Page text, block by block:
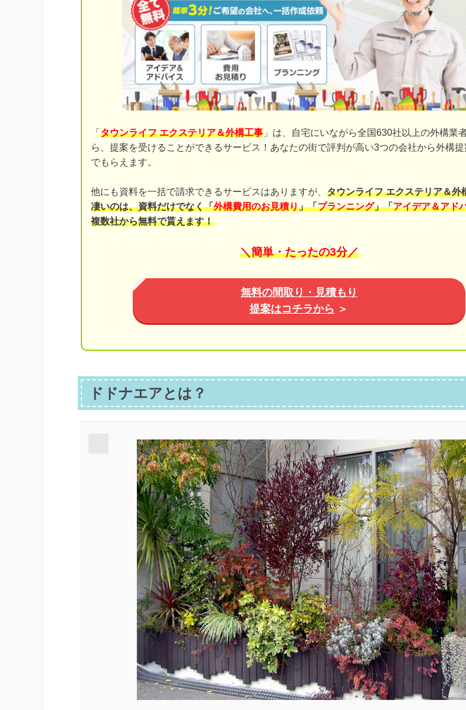
「 タウンライフ エクステリア＆外構工事 」は、自宅にいながら全国630社以上の外構業
ら、提案を受けることができるサービス！あなたの街で評判が高い3つの会社から外構
でもらえます。
他にも資料を一括で請求できるサービスはありますが、 タウンライフ エクステリア＆外
凄いのは、資料だけでなく「外構費用のお見積り」「プランニング」「アイデア＆アド
複数社から無料で貰えます！
＼簡単・たったの3分／
無料の間取り・見積もり
提案はコチラから ＞
ドドナエアとは？